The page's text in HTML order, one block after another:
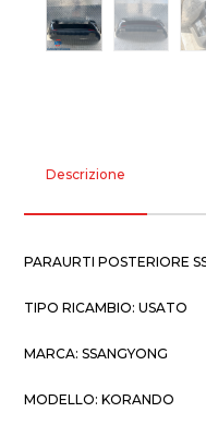
Descrizione
PARAURTI POSTERIORE
TIPO RICAMBIO: USATO
MARCA: SSANGYONG
MODELLO: KORANDO